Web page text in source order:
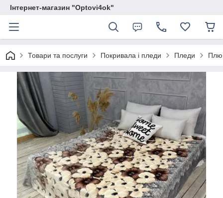
Інтернет-магазин "Optovi4ok"
Товари та послуги Покривала і пледи Пледи